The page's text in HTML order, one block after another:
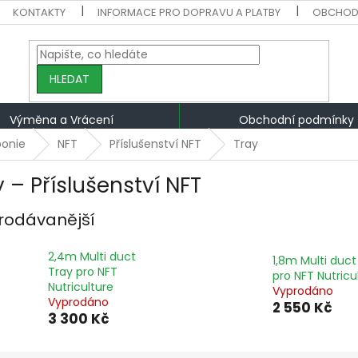
KONTAKTY INFORMACE PRO DOPRAVU A PLATBY
HLEDAT
Výměna a Vrácení Obchodní podmínky
NFT Příslušenství NFT Tray
– Příslušenství NFT
2,4m Multi duct
Tray pro NFT
Nutriculture
Vyprodáno
3 300 Kč
1,8m Multi
pro NFT
Vyprodáno
2 550 Kč